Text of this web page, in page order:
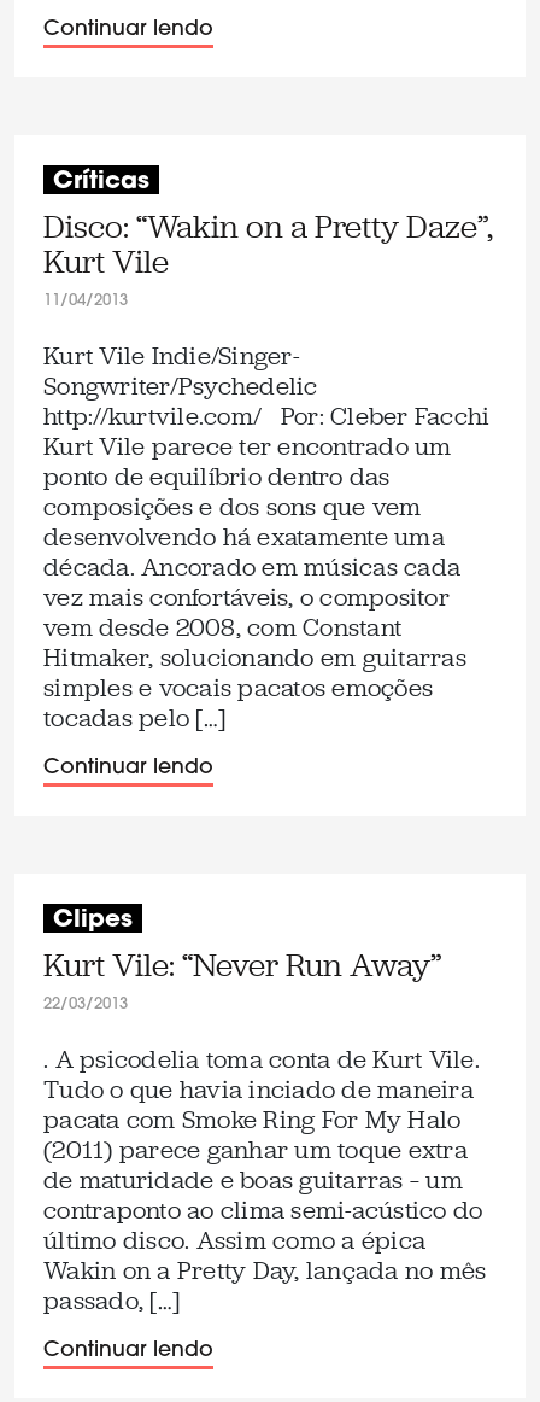
Continuar lendo
Críticas
Disco: “Wakin on a Pretty Daze”,
Kurt Vile
11/04/2013
Kurt Vile Indie/Singer-
Songwriter/Psychedelic
http://kurtvile.com/ Por: Cleber Facchi
Kurt Vile parece ter encontrado um
ponto de equilíbrio dentro das
composições e dos sons que vem
desenvolvendo há exatamente uma
década. Ancorado em músicas cada
vez mais confortáveis, o compositor
vem desde 2008, com Constant
Hitmaker, solucionando em guitarras
simples e vocais pacatos emoções
tocadas pelo […]
Continuar lendo
Clipes
Kurt Vile: “Never Run Away”
22/03/2013
. A psicodelia toma conta de Kurt Vile.
Tudo o que havia inciado de maneira
pacata com Smoke Ring For My Halo
(2011) parece ganhar um toque extra
de maturidade e boas guitarras – um
contraponto ao clima semi-acústico do
último disco. Assim como a épica
Wakin on a Pretty Day, lançada no mês
passado, […]
Continuar lendo